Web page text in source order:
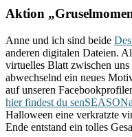
Aktion
Anne und ich sind beide
anderen digitalen Dateien.
virtuelles Blatt zwischen
abwechselnd ein neues
auf unseren
hier findest du
Halloween eine verkratzte
Ende entstand ein tolles